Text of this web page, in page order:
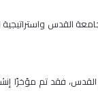
القدس
فقد تم مؤخرًا